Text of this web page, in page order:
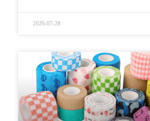
2026-07-28